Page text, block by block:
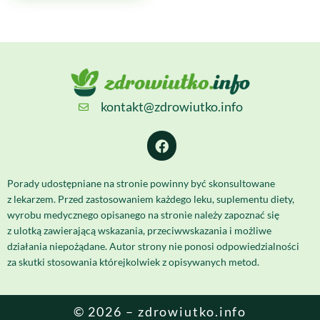
kontakt@zdrowiutko.info
Porady udostępniane na stronie powinny być skonsultowane
z lekarzem. Przed zastosowaniem każdego leku, suplementu diety,
wyrobu medycznego opisanego na stronie należy zapoznać się
z ulotką zawierającą wskazania, przeciwwskazania i możliwe
działania niepożądane. Autor strony nie ponosi odpowiedzialności
za skutki stosowania którejkolwiek z opisywanych metod.
© 2026 – zdrowiutko.info